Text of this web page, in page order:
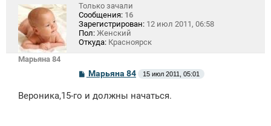
Марьяна 84
Только зачали
Сообщения: 16
Зарегистрирован: 12 июл 2011, 06:58
Пол: Женский
Откуда: Красноярск
С
о
б
Марьяна 84 15 июл 2011, 05:01
Вероника,15-го и должны начаться.